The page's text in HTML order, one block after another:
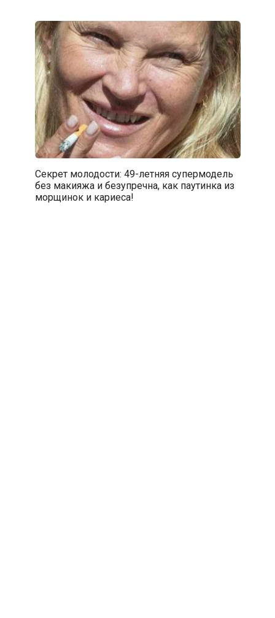
Секрет молодости: 49-летняя супермодель
без макияжа и безупречна, как паутинка из
морщинок и кариеса!